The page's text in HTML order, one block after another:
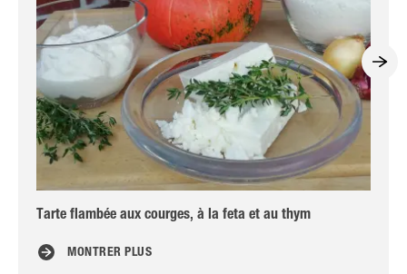
Tarte flambée aux courges, à la feta et au thym
MONTRER PLUS